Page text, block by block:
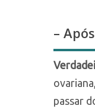
–
passar